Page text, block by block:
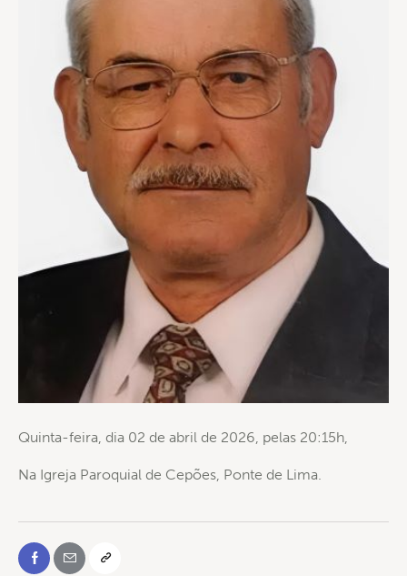
Quinta-feira, dia 02 de abril de 2026, pelas 20:15h,
Na Igreja Paroquial de Cepões, Ponte de Lima.